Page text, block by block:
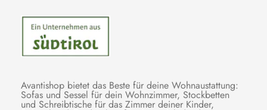
Avantishop bietet das Beste für deine Wohnaustattung:
Sofas und Sessel für dein Wohnzimmer, Stockbetten
und Schreibtische für das Zimmer deiner Kinder,